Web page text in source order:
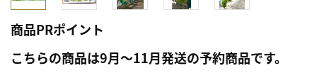
商品PRポイント
こちらの商品は9月～11月発送の予約商品です。